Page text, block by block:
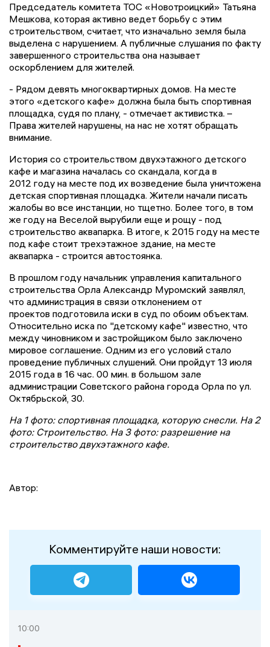
Председатель комитета ТОС «Новотроицкий» Татьяна
Мешкова, которая активно ведет борьбу с этим
строительством, считает, что изначально земля была
выделена с нарушением. А публичные слушания по факту
завершенного строительства она называет
оскорблением для жителей.
- Рядом девять многоквартирных домов. На месте
этого «детского кафе» должна была быть спортивная
площадка, судя по плану, - отмечает активистка. –
Права жителей нарушены, на нас не хотят обращать
внимание.
История со строительством двухэтажного детского
кафе и магазина началась со скандала, когда в
2012 году на месте под их возведение была уничтожена
детская спортивная площадка. Жители начали писать
жалобы во все инстанции, но тщетно. Более того, в том
же году на Веселой вырубили еще и рощу - под
строительство аквапарка. В итоге, к 2015 году на месте
под кафе стоит трехэтажное здание, на месте
аквапарка - строится автостоянка.
В прошлом году начальник управления капитального
строительства Орла Александр Муромский заявлял,
что администрация в связи отклонением от
проектов подготовила иски в суд по обоим объектам.
Относительно иска по "детскому кафе" известно, что
между чиновником и застройщиком было заключено
мировое соглашение. Одним из его условий стало
проведение публичных слушений. Они пройдут 13 июля
2015 года в 16 час. 00 мин. в большом зале
администрации Советского района города Орла по ул.
Октябрьской, 30.
На 1 фото: спортивная площадка, которую снесли. На 2
фото: Строительство. На 3 фото: разрешение на
строительство двухэтажного кафе.
Автор:
Комментируйте наши новости:
10:00